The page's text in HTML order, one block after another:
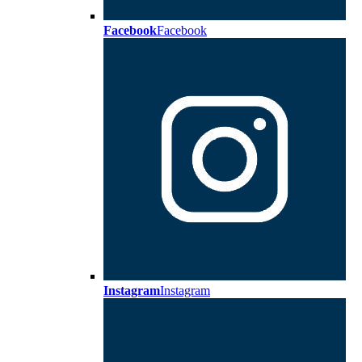
FacebookFacebook
InstagramInstagram